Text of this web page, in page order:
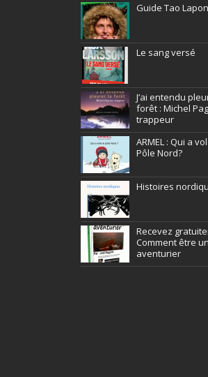
Guide Tao
Le sang versé
J’ai entendu
forêt : Michel
trappeur
ARMEL : Qui a
Pôle Nord?
Histoires
Recevez
Comment être un
aventurier